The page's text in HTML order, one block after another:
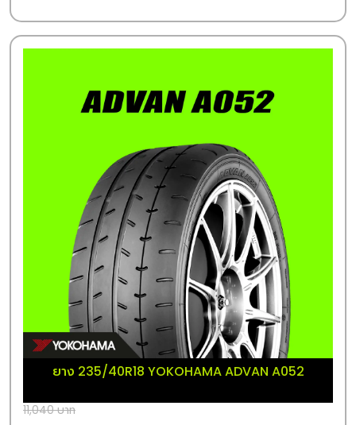
ยาง 235/40R18 YOKOHAMA ADVAN A052
11,040 บาท